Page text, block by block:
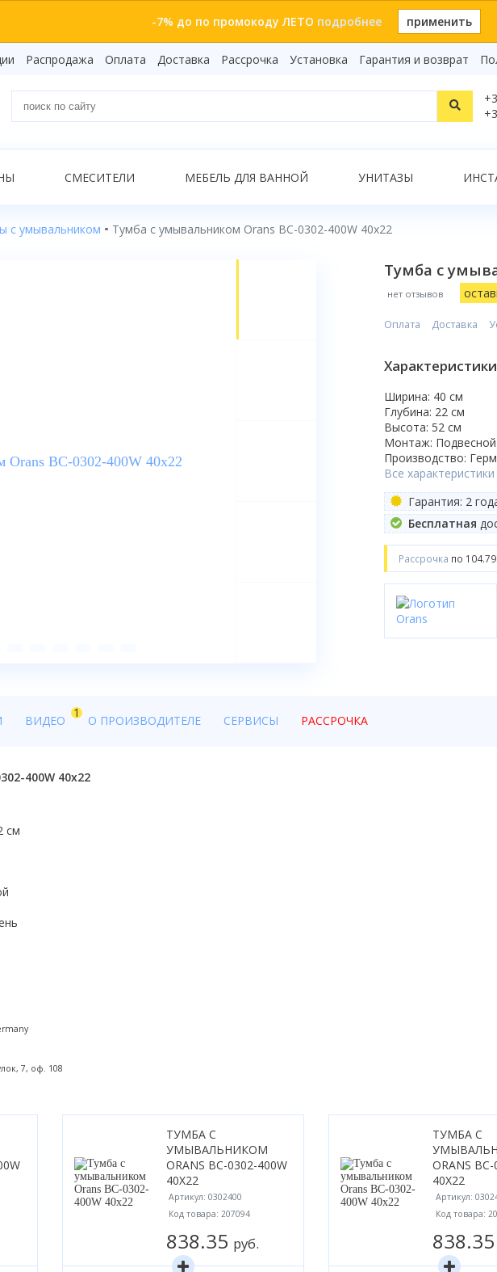
-7% до по промокоду ЛЕТО подробнее применить
Распродажа Оплата Доставка Рассрочка Установка Гарантия и возврат
Бренды
Показать все результаты
СМЕСИТЕЛИ МЕБЕЛЬ ДЛЯ ВАННОЙ УНИТАЗЫ
с умывальником Тумба с умывальником Orans BC-0302-400W 40x22
Тумба с
нет отзывов
Оплата Доставка
Характеристики
Ширина: 40 см
Глубина: 22 см
Высота: 52 см
Монтаж: Подвесной
Производство:
Все характеристики
Гарантия: 2
Бесплатная
Рассрочка по
ВИДЕО
1
О ПРОИЗВОДИТЕЛЕ СЕРВИСЫ РАССРОЧКА
400W 40x22
см
7, оф. 108
ТУМБА С
УМЫВАЛЬНИКОМ
ORANS BC-0302-400W
40X22
Артикул: 0302400
Код товара: 207094
838.35 руб.
ТУМБА С
ORANS
40X22
Артикул:
Код товара:
838.35